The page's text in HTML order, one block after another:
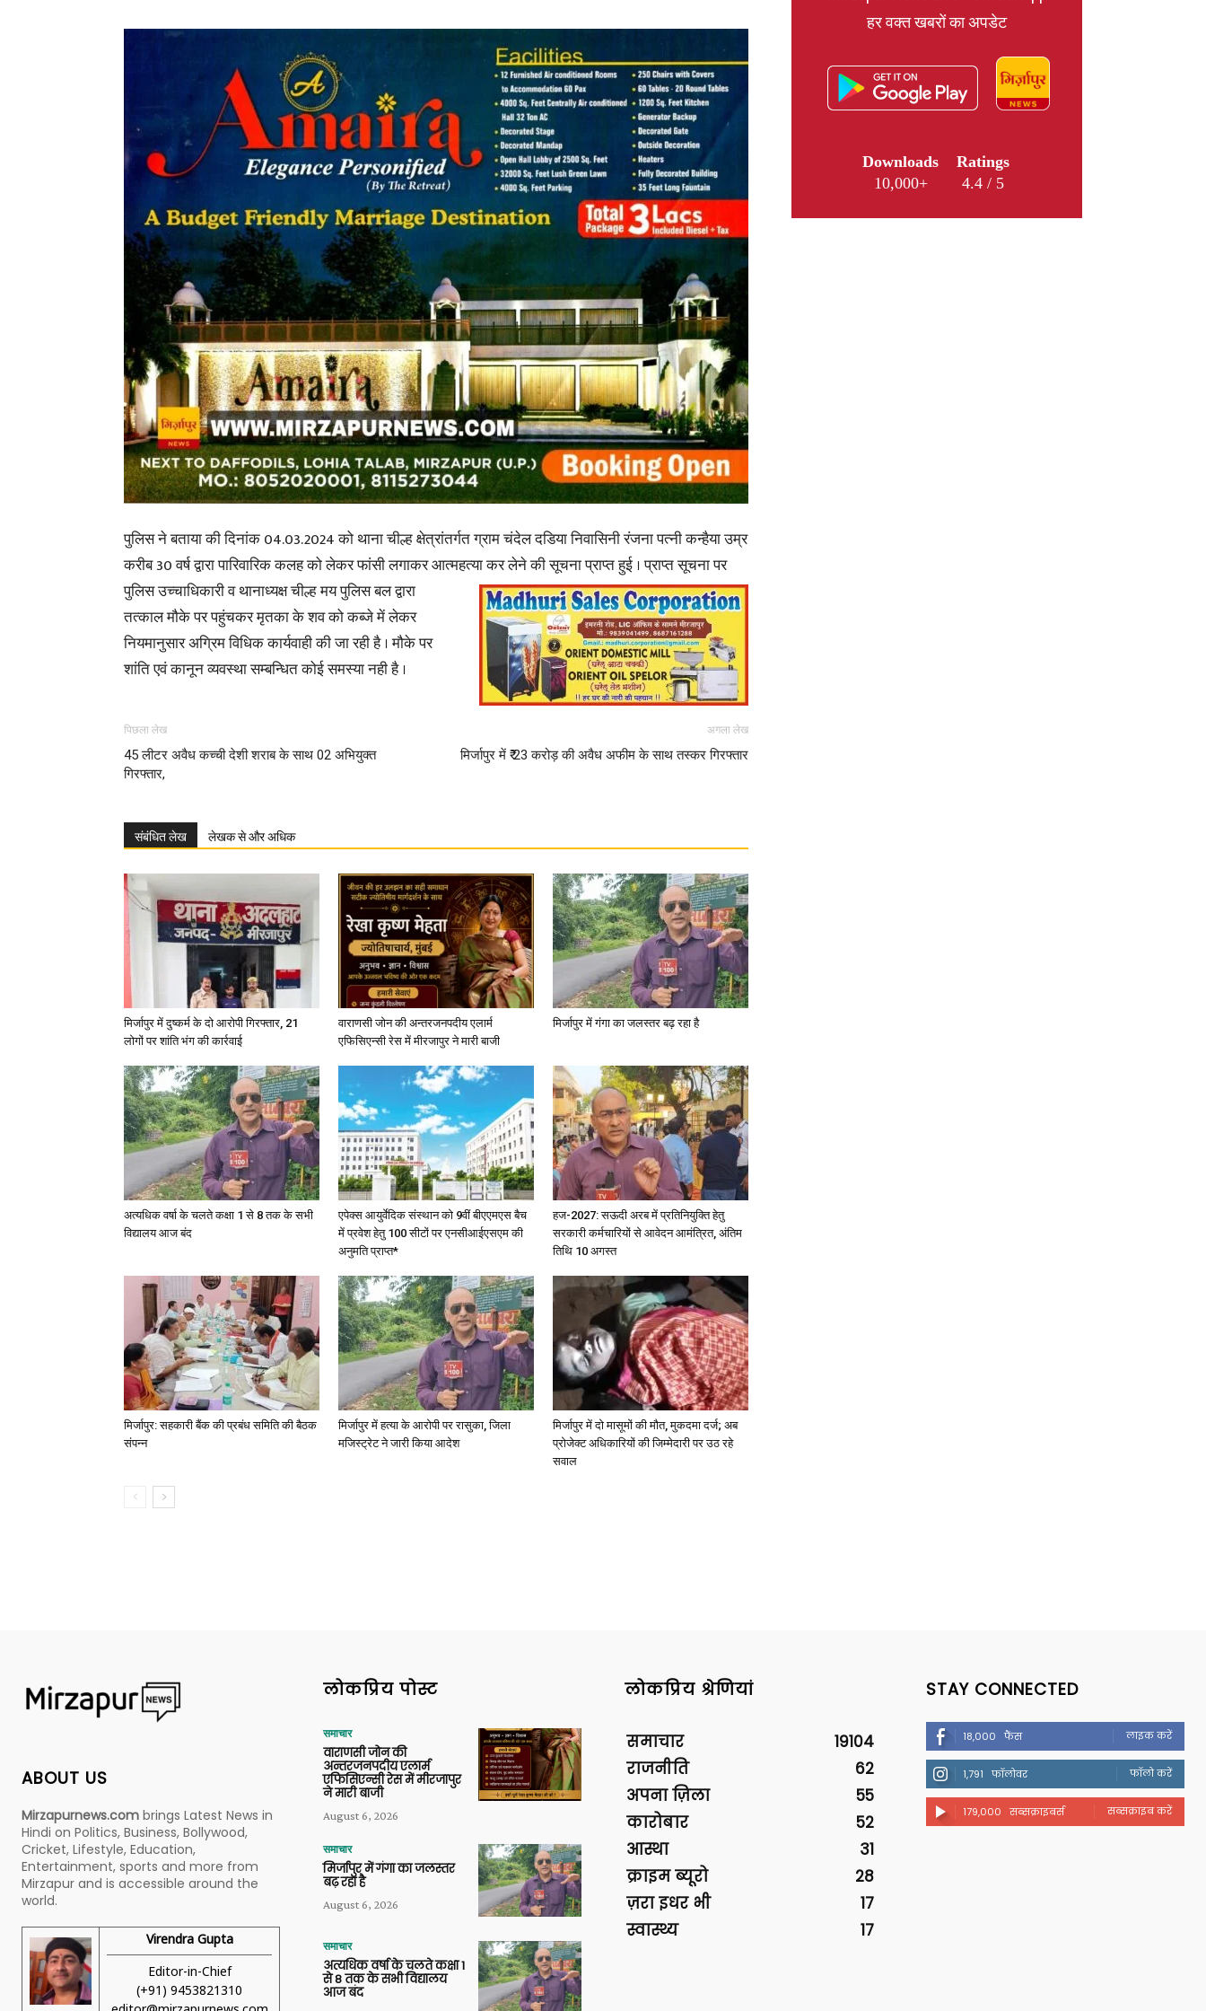
News,
Latest
News
in
Hindi,
Today
News
पुलिस ने बताया की दिनांक 04.03.2024 को थाना चील्ह क्षेत्रांतर्गत ग्राम चंदेल दडिया निवासिनी रंजना पत्नी कन्हैया उम्र
करीब 30 वर्ष द्वारा पारिवारिक कलह को लेकर फांसी लगाकर आत्महत्या कर लेने की सूचना प्राप्त हुई । प्राप्त सूचना पर
पुलिसउच्चाधिकारी व थानाध्यक्ष चील्ह मय पुलिस बल द्वारा
तत्काल मौके पर पहुंचकर मृतका के शव को कब्जे में लेकर
नियमानुसार अग्रिम विधिक कार्यवाही की जा रही है । मौके पर
शांति एवं कानून व्यवस्था सम्बन्धित कोई समस्या नही है ।
पिछला लेख
45 लीटर अवैध कच्ची देशी शराब के साथ 02 अभियुक्त
गिरफ्तार,
अगला लेख
मिर्जापुर में ₹ 23 करोड़ की अवैध अफीम के साथ तस्कर गिरफ्तार
संबंधित लेख लेखक से और अधिक
मिर्जापुर में दुष्कर्म के दो आरोपी गिरफ्तार, 21
लोगों पर शांति भंग की कार्रवाई
वाराणसी जोन की अन्तरजनपदीय एलार्म
एफिसिएन्सी रेस में मीरजापुर ने मारी बाजी
मिर्जापुर में गंगा का जलस्तर बढ़ रहा है
अत्यधिक वर्षा के चलते कक्षा 1 से 8 तक के सभी
विद्यालय आज बंद
एपेक्स आयुर्वेदिक संस्थान को 9वीं बीएएमएस बैच
में प्रवेश हेतु 100 सीटों पर एनसीआईएसएम की
अनुमति प्राप्त*
हज-2027: सऊदी अरब में प्रतिनियुक्ति हेतु
सरकारी कर्मचारियों से आवेदन आमंत्रित, अंतिम
तिथि 10 अगस्त
मिर्जापुर: सहकारी बैंक की प्रबंध समिति की बैठक
संपन्न
मिर्जापुर में हत्या के आरोपी पर रासुका, जिला
मजिस्ट्रेट ने जारी किया आदेश
मिर्जापुर में दो मासूमों की मौत, मुकदमा दर्ज; अब
प्रोजेक्ट अधिकारियों की जिम्मेदारी पर उठ रहे
सवाल
हर वक्त खबरों का अपडेट
Downloads
10,000+
Ratings
4.4 / 5
ABOUT US
Mirzapurnews.com brings Latest News in
Hindi on Politics, Business, Bollywood,
Cricket, Lifestyle, Education,
Entertainment, sports and more from
Mirzapur and is accessible around the
world.
Virendra Gupta
Editor-in-Chief
(+91) 9453821310
लोकप्रिय पोस्ट
समाचार
वाराणसी जोन की
अन्तरजनपदीय एलार्म
एफिसिएन्सी रेस में मीरजापुर
ने मारी बाजी
August 6, 2026
समाचार
मिर्जापुर में गंगा का जलस्तर
बढ़ रहा है
August 6, 2026
समाचार
अत्यधिक वर्षा के चलते कक्षा 1
से 8 तक के सभी विद्यालय
आज बंद
लोकप्रिय श्रेणियां
समाचार
19104
राजनीति
62
अपना ज़िला
55
कारोबार
52
आस्था
31
क्राइम ब्यूरो
28
ज़रा इधर भी
17
स्वास्थ्य
17
STAY CONNECTED
18,000 फैंस लाइक करें
1,791 फॉलोवर फॉलो करें
179,000 सब्सक्राइबर्स सब्सक्राइब करें